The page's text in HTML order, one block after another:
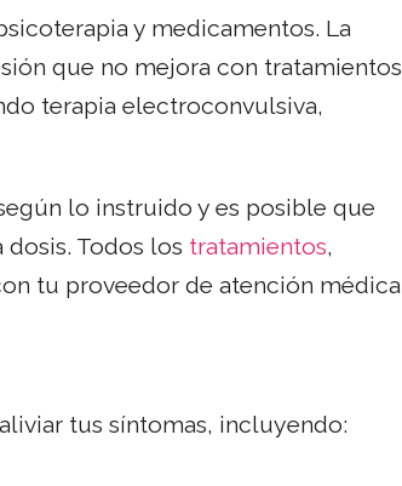
y medicamentos. La
que no mejora con tratamientos
terapia electroconvulsiva,
lo instruido y es posible que
Todos los tratamientos,
tu proveedor de atención médica
tus síntomas, incluyendo: